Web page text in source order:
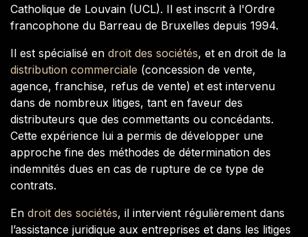
Catholique de Louvain (UCL). Il est inscrit à l'Ordre
francophone du Barreau de Bruxelles depuis 1994.
Il est spécialisé en droit des sociétés, et en droit de la
distribution commerciale (concession de vente,
agence, franchise, refus de vente) et est intervenu
dans de nombreux litiges, tant en faveur des
distributeurs que des commettants ou concédants.
Cette expérience lui a permis de développer une
approche fine des méthodes de détermination des
indemnités dues en cas de rupture de ce type de
contrats.
En droit des sociétés, il intervient régulièrement dans
l’assistance juridique aux entreprises et dans les litiges